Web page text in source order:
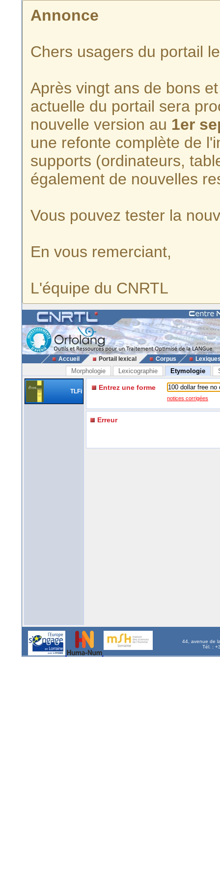
Annonce
Chers usagers du portail
Après vingt ans de bons
actuelle du portail sera
nouvelle version au 1er
une refonte complète de
supports (ordinateurs,
également de nouvelles
Vous pouvez tester la
En vous remerciant,
L'équipe du CNRTL
Accueil Portail lexical Corpus
Morphologie Lexicographie Etymologie
TLFi Entrez une forme
notices corrigées
Erreur
44, avenue de
Tél. :